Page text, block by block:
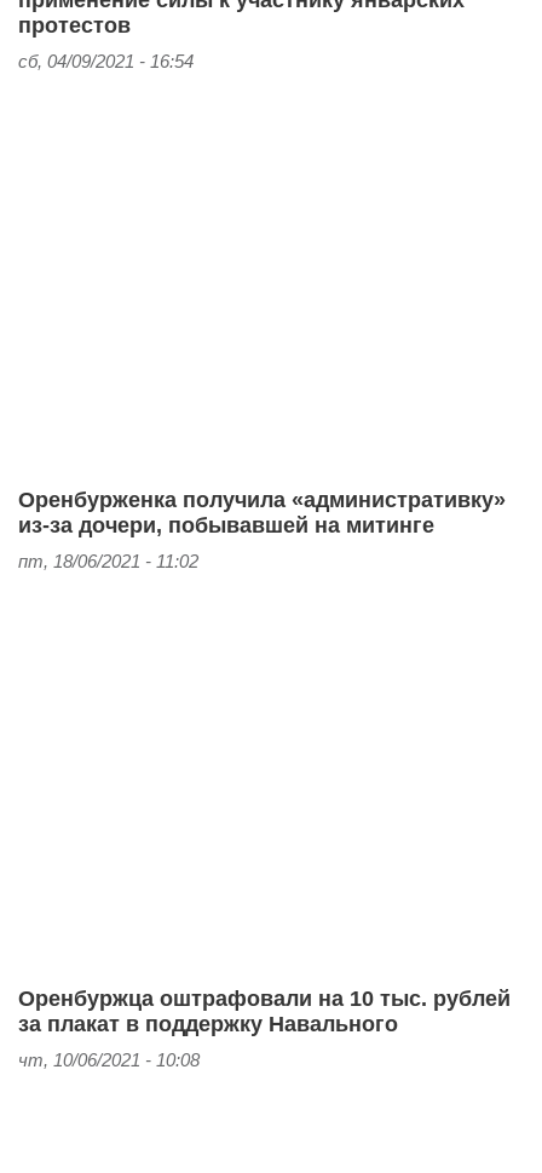
протестов
сб, 04/09/2021 - 16:54
Оренбурженка получила «административку»
из-за дочери, побывавшей на митинге
пт, 18/06/2021 - 11:02
Оренбуржца оштрафовали на 10 тыс. рублей
за плакат в поддержку Навального
чт, 10/06/2021 - 10:08